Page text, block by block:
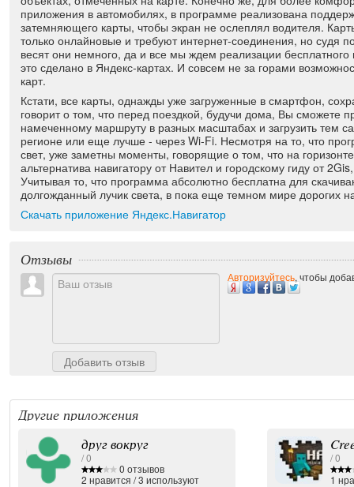
приложения в автомобилях, в программе реализована
затемняющего карты, чтобы экран не ослеплял водителя.
только онлайновые и требуют интернет-соединения, но судя по
весят они немного, да и все мы ждем реализации бесплатного
это сделано в Яндекс-картах. И совсем не за горами
карт.
Кстати, все карты, однажды уже загруженные в смартфон,
говорит о том, что перед поездкой, будучи дома, Вы сможете
намеченному маршруту в разных масштабах и загрузить тем
регионе или еще лучше - через Wi-Fi. Несмотря на то, что
свет, уже заметны моменты, говорящие о том, что на
альтернатива навигатору от Навител и городскому гиду от
Учитывая то, что программа абсолютно бесплатна для
долгожданный лучик света, в пока еще темном мире дорогих
Скачать приложение Яндекс.Навигатор
Отзывы
Добавить отзыв
Авторизуйтесь, чтобы
Другие приложения
друг вокруг
/ 0
0 отзывов
2 нравится /3 используют
/ 0
1